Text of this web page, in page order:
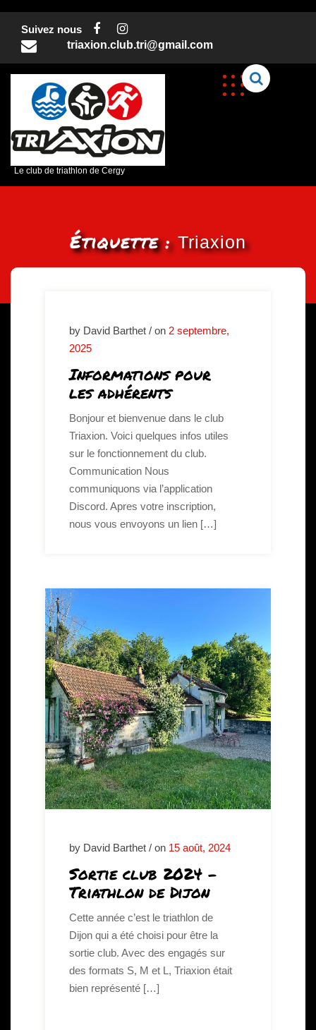
contentSuivez nous
triaxion.club.tri@gmail.com
Le club de triathlon de Cergy
Étiquette :Triaxion
by David Barthet / on 2 septembre,
2025
Informations pour
les adhérents
Bonjour et bienvenue dans le club
Triaxion. Voici quelques infos utiles
sur le fonctionnement du club.
Communication Nous
communiquons via l’application
Discord. Apres votre inscription,
nous vous envoyons un lien […]
by David Barthet / on 15 août, 2024
Sortie club 2024 –
Triathlon de Dijon
Cette année c’est le triathlon de
Dijon qui a été choisi pour être la
sortie club. Avec des engagés sur
des formats S, M et L, Triaxion était
bien représenté […]